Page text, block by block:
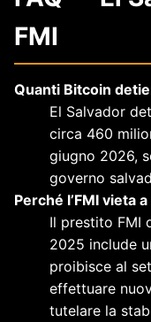
FMI
Quanti Bitcoin
El Salvador
circa 460
giugno 2026,
governo
Perché l’FMI vieta
Il prestito FMI
2025 include
proibisce al
effettuare
tutelare la